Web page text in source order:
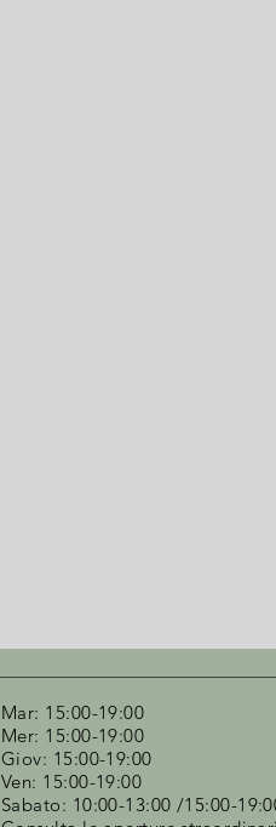
Mar: 15:00-19:00
Mer: 15:00-19:00
Giov: 15:00-19:00
Ven: 15:00-19:00
Sabato: 10:00-13:00 /15:00-